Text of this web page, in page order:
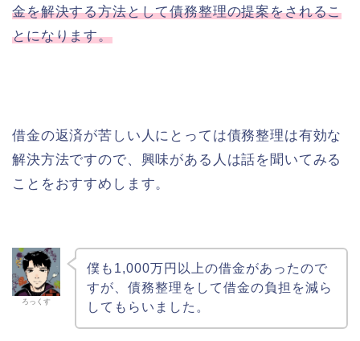
金を解決する方法として債務整理の提案をされるこ
とになります。
借金の返済が苦しい人にとっては債務整理は有効な
解決方法ですので、興味がある人は話を聞いてみる
ことをおすすめします。
ろっくす
僕も1,000万円以上の借金があったので
すが、債務整理をして借金の負担を減ら
してもらいました。